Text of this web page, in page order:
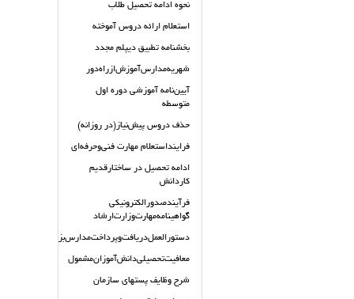
نحوه ادامه تحصیل طلاب
استعلام ارائه دروس آموخته
بخشنامه تطبیق دیپلم مجدد
شهریه‌مدارس‌آموزش‌ازراه‌دور
آیین‌نامه آموزشی دوره اول
متوسطه
حذف دروس پیش‌نیاز(در روزانه)
فراينداستعلام مهارت فني‌وحرفه‌اي
ادامه تحصیل در ساختارقدیم
کاردانش
فرآيندصدورالكترونيكي
گواهينامه‌مهارت‌وزارت‌ارشاد
دستورالعمل‌دريافت‌وپرداخت‌مدارس‌بزرگسال‌دولتي
معافیت‌تحصیلی‌دانش‌آموزان‌مشمول
شرح وظايف پستهاي سازمان